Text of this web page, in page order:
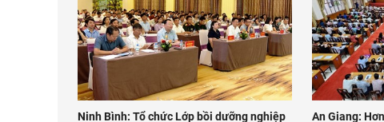
Ninh Bình: Tổ chức Lớp bồi dưỡng nghiệp
An Giang: